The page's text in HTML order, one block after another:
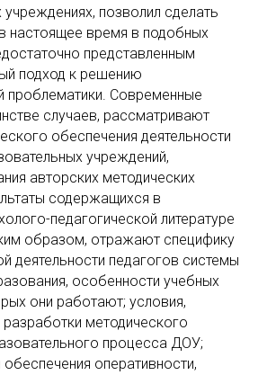
позволил сделать
настоящее время в подобных
представленным
подход к решению
проблематики. Современные
случаев, рассматривают
обеспечения деятельности
учреждений,
авторских методических
содержащихся в
педагогической литературе
образом, отражают специфику
деятельности педагогов системы
особенности учебных
они работают; условия,
методического
процесса ДОУ;
оперативности,